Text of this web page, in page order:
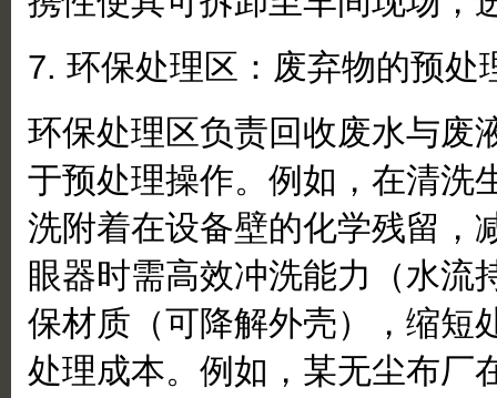
7. 环保处理区：废弃物的预处
环保处理区负责回收废水与废
于预处理操作。例如，在清洗
洗附着在设备壁的化学残留，
眼器时需高效冲洗能力（水流
保材质（可降解外壳），缩短
处理成本。例如，某无尘布厂